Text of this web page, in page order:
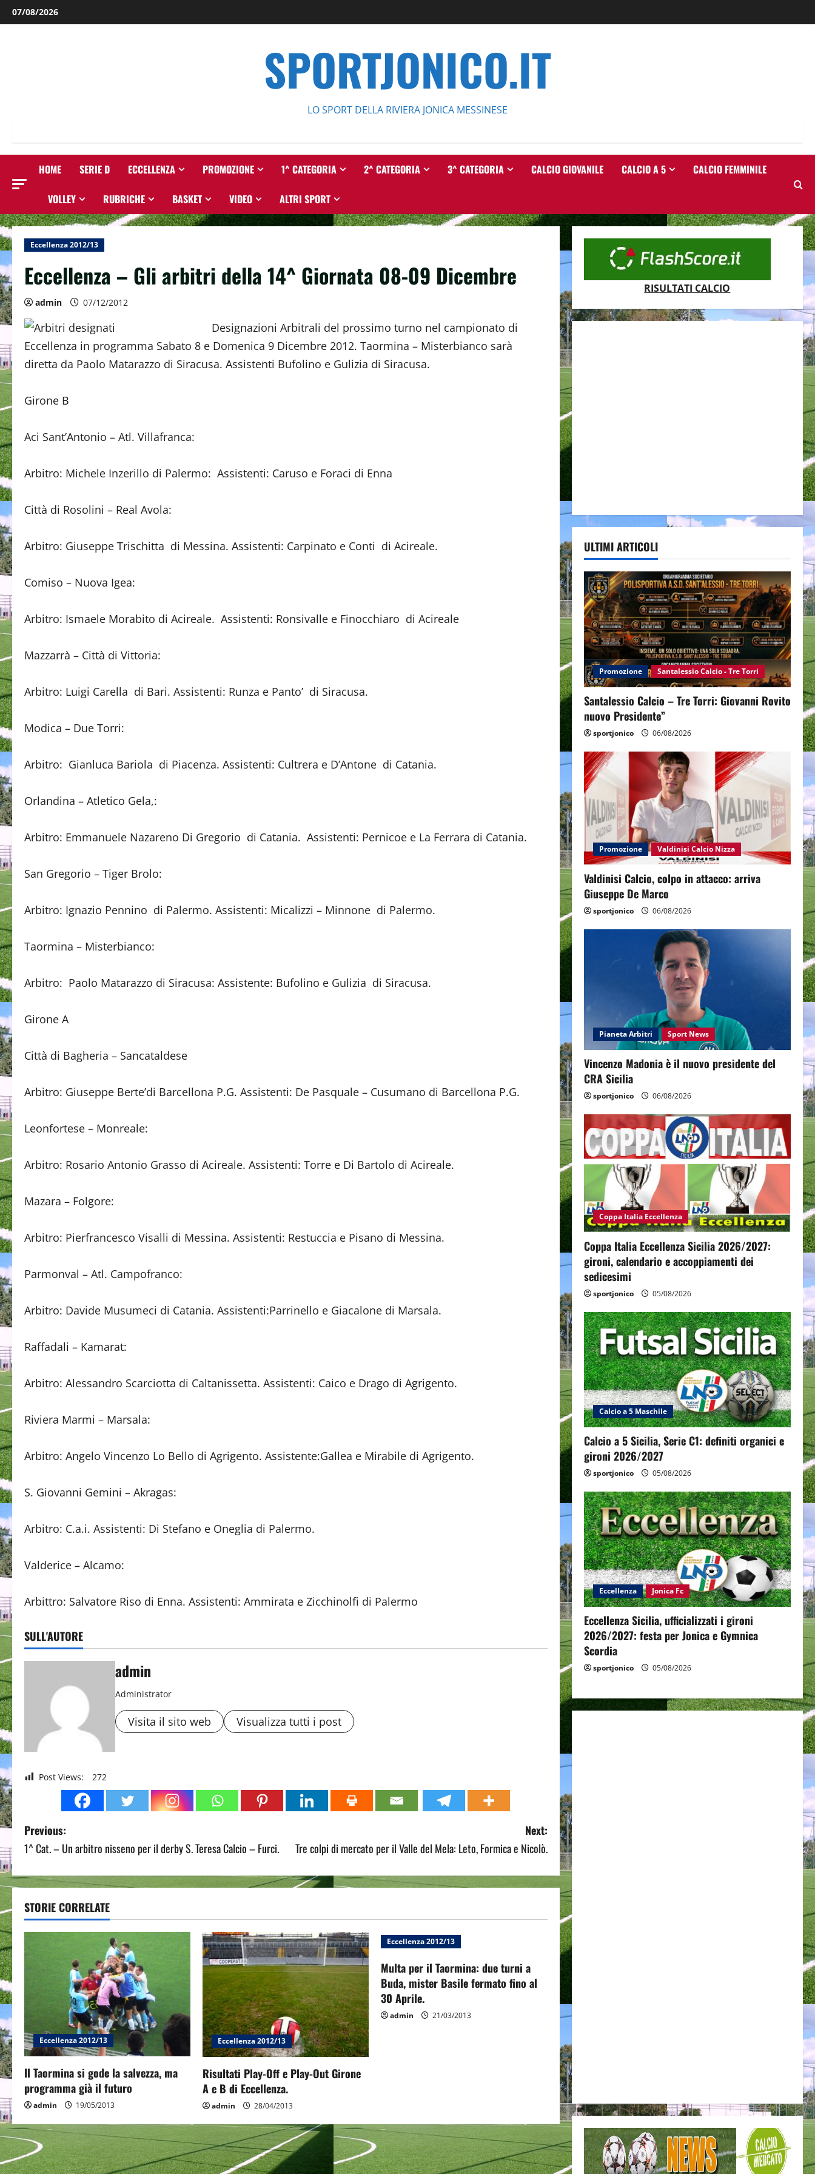
Salta
al
07/08/2026
SPORTJONICO.IT
LO SPORT DELLA RIVIERA JONICA MESSINESE
HOME SERIE D ECCELLENZA PROMOZIONE 1^ CATEGORIA 2^ CATEGORIA 3^ CATEGORIA CALCIO GIOVANILE CALCIO A 5 CALCIO FEMMINILE
VOLLEY RUBRICHE BASKET VIDEO ALTRI SPORT
Eccellenza 2012/13
Eccellenza – Gli arbitri della 14^ Giornata 08-09 Dicembre
admin 07/12/2012
Designazioni Arbitrali del prossimo turno nel campionato di
Eccellenza in programma Sabato 8 e Domenica 9 Dicembre 2012. Taormina – Misterbianco sarà
diretta da Paolo Matarazzo di Siracusa. Assistenti Bufolino e Gulizia di Siracusa.
Girone B
Aci Sant’Antonio – Atl. Villafranca:
Arbitro: Michele Inzerillo di Palermo: Assistenti: Caruso e Foraci di Enna
Città di Rosolini – Real Avola:
Arbitro: Giuseppe Trischitta di Messina. Assistenti: Carpinato e Conti di Acireale.
Comiso – Nuova Igea:
Arbitro: Ismaele Morabito di Acireale. Assistenti: Ronsivalle e Finocchiaro di Acireale
Mazzarrà – Città di Vittoria:
Arbitro: Luigi Carella di Bari. Assistenti: Runza e Panto’ di Siracusa.
Modica – Due Torri:
Arbitro: Gianluca Bariola di Piacenza. Assistenti: Cultrera e D’Antone di Catania.
Orlandina – Atletico Gela,:
Arbitro: Emmanuele Nazareno Di Gregorio di Catania. Assistenti: Pernicoe e La Ferrara di Catania.
San Gregorio – Tiger Brolo:
Arbitro: Ignazio Pennino di Palermo. Assistenti: Micalizzi – Minnone di Palermo.
Taormina – Misterbianco:
Arbitro: Paolo Matarazzo di Siracusa: Assistente: Bufolino e Gulizia di Siracusa.
Girone A
Città di Bagheria – Sancataldese
Arbitro: Giuseppe Berte’di Barcellona P.G. Assistenti: De Pasquale – Cusumano di Barcellona P.G.
Leonfortese – Monreale:
Arbitro: Rosario Antonio Grasso di Acireale. Assistenti: Torre e Di Bartolo di Acireale.
Mazara – Folgore:
Arbitro: Pierfrancesco Visalli di Messina. Assistenti: Restuccia e Pisano di Messina.
Parmonval – Atl. Campofranco:
Arbitro: Davide Musumeci di Catania. Assistenti:Parrinello e Giacalone di Marsala.
Raffadali – Kamarat:
Arbitro: Alessandro Scarciotta di Caltanissetta. Assistenti: Caico e Drago di Agrigento.
Riviera Marmi – Marsala:
Arbitro: Angelo Vincenzo Lo Bello di Agrigento. Assistente:Gallea e Mirabile di Agrigento.
S. Giovanni Gemini – Akragas:
Arbitro: C.a.i. Assistenti: Di Stefano e Oneglia di Palermo.
Valderice – Alcamo:
Arbittro: Salvatore Riso di Enna. Assistenti: Ammirata e Zicchinolfi di Palermo
SULL'AUTORE
admin
Administrator
Visita il sito web Visualizza tutti i post
Post Views: 272
P
o
s
t
n
a
i
g
a
t
i
o
n
Previous:
1^ Cat. – Un arbitro nisseno per il derby S. Teresa Calcio – Furci.
Next:
Tre colpi di mercato per il Valle del Mela: Leto, Formica e Nicolò.
STORIE CORRELATE
Eccellenza 2012/13
Il Taormina si gode la salvezza, ma
programma già il futuro
admin 19/05/2013
Eccellenza 2012/13
Risultati Play-Off e Play-Out Girone
A e B di Eccellenza.
admin 28/04/2013
Eccellenza 2012/13
Multa per il Taormina: due turni a
Buda, mister Basile fermato fino al
30 Aprile.
admin 21/03/2013
RISULTATI CALCIO
ULTIMI ARTICOLI
Promozione Santalessio Calcio - Tre Torri
Santalessio Calcio – Tre Torri: Giovanni Rovito
nuovo Presidente”
sportjonico 06/08/2026
Promozione Valdinisi Calcio Nizza
Valdinisi Calcio, colpo in attacco: arriva
Giuseppe De Marco
sportjonico 06/08/2026
Pianeta Arbitri Sport News
Vincenzo Madonia è il nuovo presidente del
CRA Sicilia
sportjonico 06/08/2026
Coppa Italia Eccellenza
Coppa Italia Eccellenza Sicilia 2026/2027:
gironi, calendario e accoppiamenti dei
sedicesimi
sportjonico 05/08/2026
Calcio a 5 Maschile
Calcio a 5 Sicilia, Serie C1: definiti organici e
gironi 2026/2027
sportjonico 05/08/2026
Eccellenza Jonica Fc
Eccellenza Sicilia, ufficializzati i gironi
2026/2027: festa per Jonica e Gymnica
Scordia
sportjonico 05/08/2026